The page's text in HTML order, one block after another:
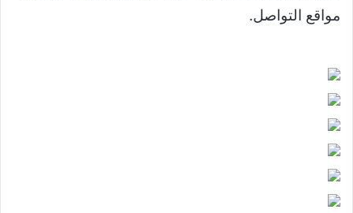
مواقع التواصل.